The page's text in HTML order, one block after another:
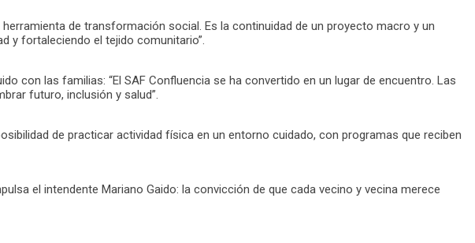
de transformación social. Es la continuidad de un proyecto macro y un
y fortaleciendo el tejido comunitario”.
con las familias: “El SAF Confluencia se ha convertido en un lugar de encuentro. Las
futuro, inclusión y salud”.
de practicar actividad física en un entorno cuidado, con programas que reciben
el intendente Mariano Gaido: la convicción de que cada vecino y vecina merece